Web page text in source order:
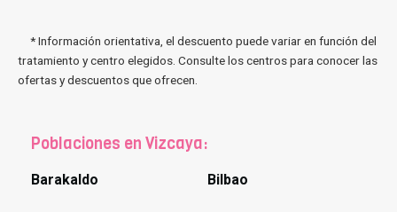
* Información orientativa, el descuento puede variar en función del
tratamiento y centro elegidos. Consulte los centros para conocer las
ofertas y descuentos que ofrecen.
Poblaciones en Vizcaya:
Barakaldo Bilbao